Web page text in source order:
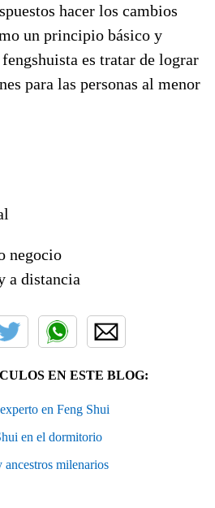
hacer los cambios
un principio básico y
es tratar de lograr
para las personas al menor
negocio
a distancia
EN ESTE BLOG:
en Feng Shui
en el dormitorio
ancestros milenarios